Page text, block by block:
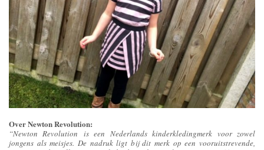
Over Newton Revolution:
“Newton Revolution is een Nederlands kinderkledingmerk voor zowel
jongens als meisjes. De nadruk ligt bij dit merk op een vooruitstrevende,